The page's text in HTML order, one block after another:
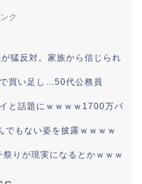
ク
猛反対。家族から信じられ
買い足し…50代公務員
と話題にｗｗｗｗ1700万バ
でもない姿を披露ｗｗｗｗ
りが現実になるとかｗｗｗ